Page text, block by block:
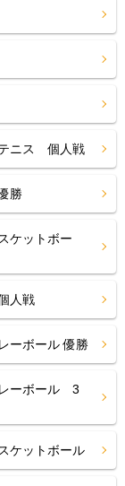
ニス 個人戦
勝
ケットボー
人戦
ボール 優勝
ーボール 3
ットボール